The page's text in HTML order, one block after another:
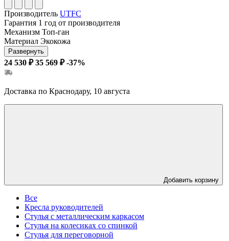
Производитель UTFC
Гарантия 1 год от производителя
Механизм Топ-ган
Материал Экокожа
Развернуть
24 530 ₽ 35 569 ₽ -37%
Доставка по Краснодару, 10 августа
Добавить корзину
Все
Кресла руководителей
Стулья с металлическим каркасом
Стулья на колесиках со спинкой
Стулья для переговорной